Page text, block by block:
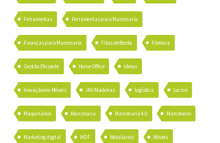
Ferramentas Ferramentas para Marcenaria
Finanças para Marcenaria Fitas de Borda Fórmica
Gestão Eficiente Home Office Ideias
Inovação em Móveis JKV Madeiras Logística Lucros
Maquinários Marcenaria Marcenaria 4.0 Marceneiro
Marketing digital MDF Mobiliários Móveis